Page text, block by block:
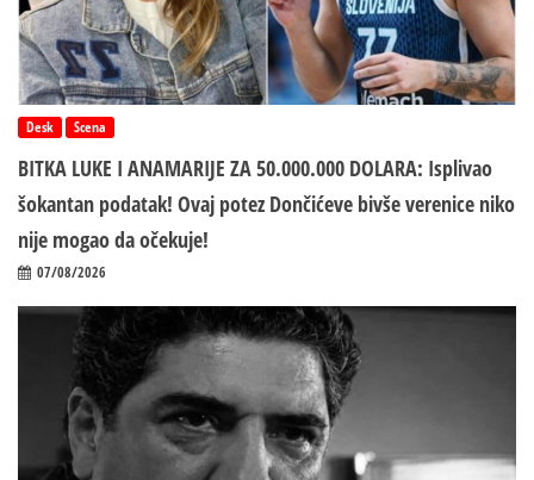
Desk Scena
BITKA LUKE I ANAMARIJE ZA 50.000.000 DOLARA: Isplivao
šokantan podatak! Ovaj potez Dončićeve bivše verenice niko
nije mogao da očekuje!
07/08/2026